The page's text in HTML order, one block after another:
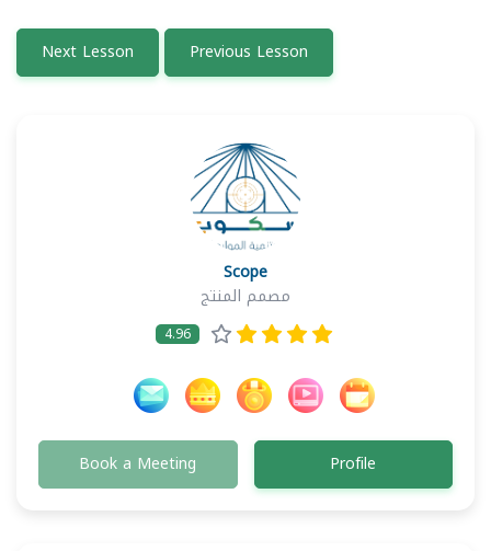
Previous Lesson
Next Lesson
Scope
مصمم المنتج
4.96
Profile
Book a Meeting